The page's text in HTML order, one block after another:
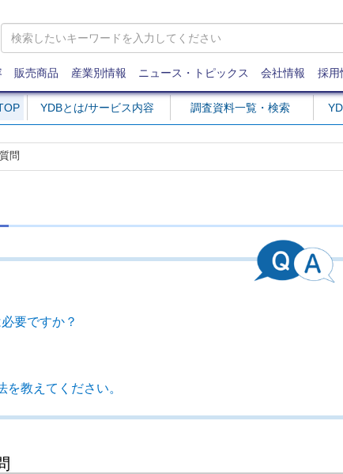
販売商品 産業別情報 ニュース・トピックス 会社情報 採用
YDBとは/サービス内容 調査資料一覧・検索
問
要ですか？
教えてください。